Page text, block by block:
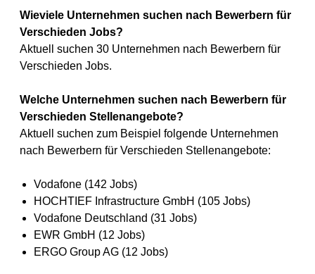
Wieviele Unternehmen suchen nach Bewerbern für
Verschieden Jobs?
Aktuell suchen 30 Unternehmen nach Bewerbern für
Verschieden Jobs.
Welche Unternehmen suchen nach Bewerbern für
Verschieden Stellenangebote?
Aktuell suchen zum Beispiel folgende Unternehmen
nach Bewerbern für Verschieden Stellenangebote:
Vodafone (142 Jobs)
HOCHTIEF Infrastructure GmbH (105 Jobs)
Vodafone Deutschland (31 Jobs)
EWR GmbH (12 Jobs)
ERGO Group AG (12 Jobs)